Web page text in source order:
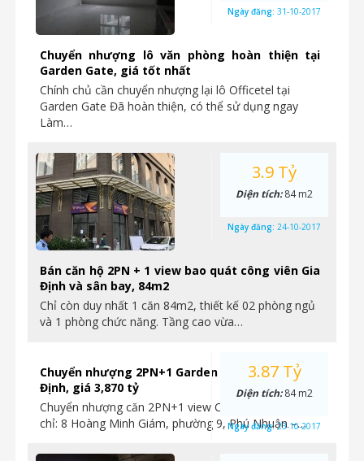
Chuyển nhượng lô văn phòng hoàn thiện tại
Garden Gate, giá tốt nhất
Chính chủ cần chuyển nhượng lại lô Officetel tại
Garden Gate Đã hoàn thiện, có thể sử dụng ngay
Làm…
Ngày đăng: 31-10-2017
Bán căn hộ 2PN + 1 view bao quát công viên Gia
Định và sân bay, 84m2
Chỉ còn duy nhất 1 căn 84m2, thiết kế 02 phòng ngủ
và 1 phòng chức năng. Tầng cao vừa…
3.9 Tỷ
Diện tích:84 m2
Ngày đăng: 24-10-2017
Chuyển nhượng 2PN+1 Garden Gate view CV Gia
Định, giá 3,870 tỷ
Chuyển nhượng căn 2PN+1 view CV Gia Định, – Địa
chỉ: 8 Hoàng Minh Giám, phường 9, Phú Nhuận –…
3.87 Tỷ
Diện tích:84 m2
Ngày đăng:23-10-2017